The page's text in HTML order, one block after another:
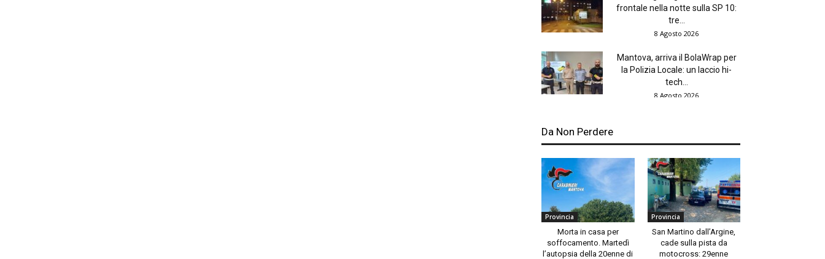
frontale nella notte sulla SP 10:
tre...
8 Agosto 2026
Mantova, arriva il BolaWrap per
la Polizia Locale: un laccio hi-
tech...
8 Agosto 2026
Da Non Perdere
Provincia
Morta in casa per
soffocamento. Martedì
l’autopsia della 20enne di
Provincia
San Martino dall’Argine,
cade sulla pista da
motocross: 29enne